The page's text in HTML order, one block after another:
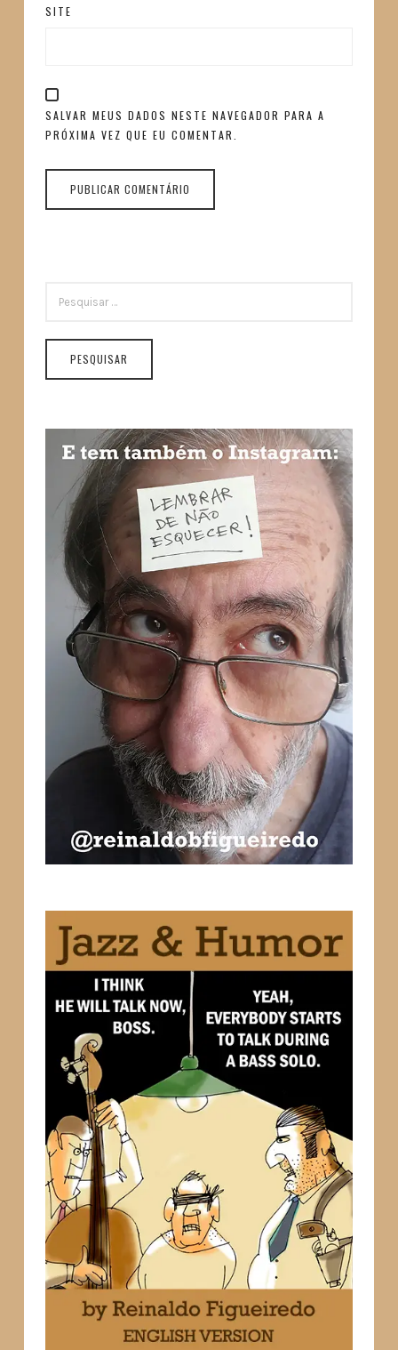
SITE
SALVAR MEUS DADOS NESTE NAVEGADOR PARA A
PRÓXIMA VEZ QUE EU COMENTAR.
POR: